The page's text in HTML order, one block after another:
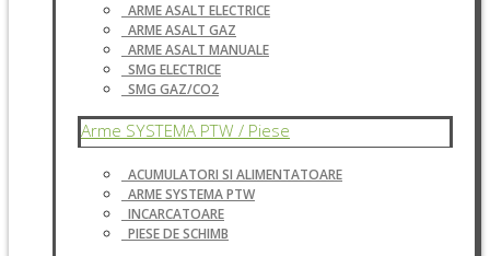
ARME ASALT ELECTRICE
ARME ASALT GAZ
ARME ASALT MANUALE
SMG ELECTRICE
SMG GAZ/CO2
Arme SYSTEMA PTW / Piese
ACUMULATORI SI ALIMENTATOARE
ARME SYSTEMA PTW
INCARCATOARE
PIESE DE SCHIMB